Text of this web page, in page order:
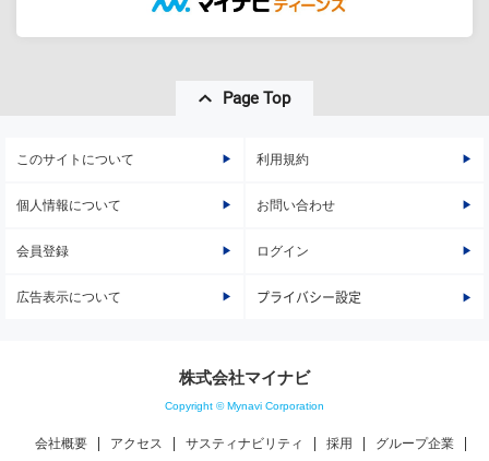
Page Top
このサイトについて 利用規約
個人情報について お問い合わせ
会員登録 ログイン
広告表示について プライバシー設定
株式会社マイナビ
Copyright © Mynavi Corporation
会社概要 アクセス サスティナビリティ 採用 グループ企業